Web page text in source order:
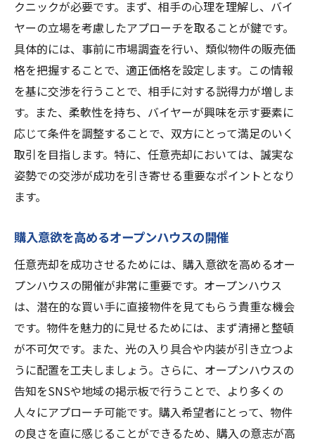
クニックが必要です。まず、相手の心理を理解し、バイ
ヤーの立場を考慮したアプローチを取ることが鍵です。
具体的には、事前に市場調査を行い、類似物件の販売価
格を把握することで、適正価格を設定します。この情報
を基に交渉を行うことで、相手に対する説得力が増しま
す。また、柔軟性を持ち、バイヤーが興味を示す要素に
応じて条件を調整することで、双方にとって満足のいく
取引を目指します。特に、任意売却においては、誠実な
姿勢での交渉が成功を引き寄せる重要なポイントとなり
ます。
購入意欲を高めるオープンハウスの開催
任意売却を成功させるためには、購入意欲を高めるオー
プンハウスの開催が非常に重要です。オープンハウス
は、潜在的な買い手に直接物件を見てもらう貴重な機会
です。物件を魅力的に見せるためには、まず清掃と整頓
が不可欠です。また、光の入り具合や内装が引き立つよ
うに配置を工夫しましょう。さらに、オープンハウスの
告知をSNSや地域の掲示板で行うことで、より多くの
人々にアプローチ可能です。購入希望者にとって、物件
の良さを直に感じることができるため、購入の意志が高